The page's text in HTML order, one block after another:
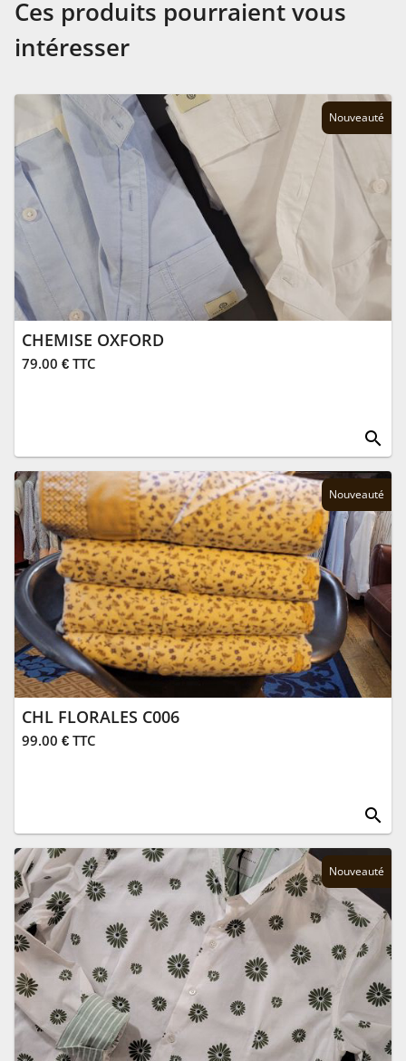
Ces produits pourraient vous
intéresser
Nouveauté
CHEMISE OXFORD
79.00 € TTC
search
Nouveauté
CHL FLORALES C006
99.00 € TTC
search
Nouveauté